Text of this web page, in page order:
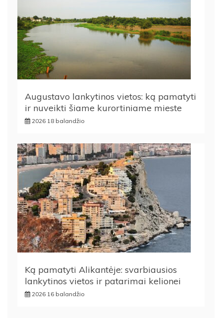
Augustavo lankytinos vietos: ką pamatyti
ir nuveikti šiame kurortiniame mieste
2026 18 balandžio
Ką pamatyti Alikantėje: svarbiausios
lankytinos vietos ir patarimai kelionei
2026 16 balandžio